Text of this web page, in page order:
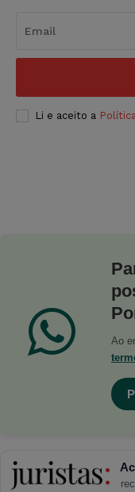
Li e aceito a
Ao